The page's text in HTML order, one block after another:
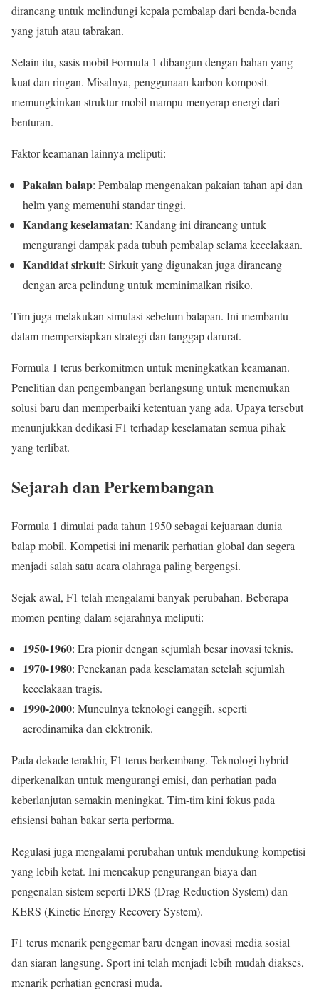
dirancang untuk melindungi kepala pembalap dari benda-benda
yang jatuh atau tabrakan.
Selain itu, sasis mobil Formula 1 dibangun dengan bahan yang
kuat dan ringan. Misalnya, penggunaan karbon komposit
memungkinkan struktur mobil mampu menyerap energi dari
benturan.
Faktor keamanan lainnya meliputi:
Pakaian balap: Pembalap mengenakan pakaian tahan api dan
helm yang memenuhi standar tinggi.
Kandang keselamatan: Kandang ini dirancang untuk
mengurangi dampak pada tubuh pembalap selama kecelakaan.
Kandidat sirkuit: Sirkuit yang digunakan juga dirancang
dengan area pelindung untuk meminimalkan risiko.
Tim juga melakukan simulasi sebelum balapan. Ini membantu
dalam mempersiapkan strategi dan tanggap darurat.
Formula 1 terus berkomitmen untuk meningkatkan keamanan.
Penelitian dan pengembangan berlangsung untuk menemukan
solusi baru dan memperbaiki ketentuan yang ada. Upaya tersebut
menunjukkan dedikasi F1 terhadap keselamatan semua pihak
yang terlibat.
Sejarah dan Perkembangan
Formula 1 dimulai pada tahun 1950 sebagai kejuaraan dunia
balap mobil. Kompetisi ini menarik perhatian global dan segera
menjadi salah satu acara olahraga paling bergengsi.
Sejak awal, F1 telah mengalami banyak perubahan. Beberapa
momen penting dalam sejarahnya meliputi:
1950-1960: Era pionir dengan sejumlah besar inovasi teknis.
1970-1980: Penekanan pada keselamatan setelah sejumlah
kecelakaan tragis.
1990-2000: Munculnya teknologi canggih, seperti
aerodinamika dan elektronik.
Pada dekade terakhir, F1 terus berkembang. Teknologi hybrid
diperkenalkan untuk mengurangi emisi, dan perhatian pada
keberlanjutan semakin meningkat. Tim-tim kini fokus pada
efisiensi bahan bakar serta performa.
Regulasi juga mengalami perubahan untuk mendukung kompetisi
yang lebih ketat. Ini mencakup pengurangan biaya dan
pengenalan sistem seperti DRS (Drag Reduction System) dan
KERS (Kinetic Energy Recovery System).
F1 terus menarik penggemar baru dengan inovasi media sosial
dan siaran langsung. Sport ini telah menjadi lebih mudah diakses,
menarik perhatian generasi muda.